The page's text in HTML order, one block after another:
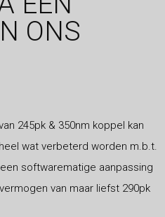
ONS
245pk & 350nm koppel kan
wat verbeterd worden m.b.t.
softwarematige aanpassing
van maar liefst 290pk